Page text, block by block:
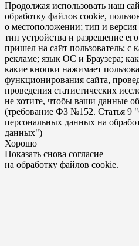
Продолжая использовать наш
обработку файлов cookie,
о местоположении; тип и
тип устройства и разрешение
пришел на сайт пользователь; с
рекламе; язык ОС и Браузера;
какие кнопки нажимает
функционирования сайта,
проведения статистических
не хотите, чтобы ваши данные
(требование ФЗ №152. Статья 9
персональных данных на
данных")
Хорошо
Показать снова согласие
на обработку файлов cookie.